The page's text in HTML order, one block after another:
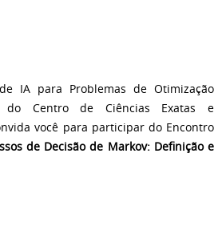
IA para Problemas de Otimização
do Centro de Ciências Exatas e
você para participar do Encontro
de Decisão de Markov: Definição e